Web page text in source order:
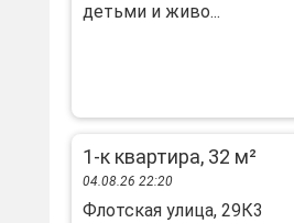
дeтьми и живо...
1-к квартира, 32 м²
04.08.26 22:20
Флотская улица, 29К3